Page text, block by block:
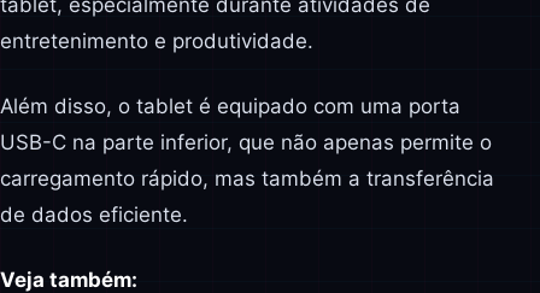
tablet, especialmente durante atividades de
entretenimento e produtividade.
Além disso, o tablet é equipado com uma porta
USB-C na parte inferior, que não apenas permite o
carregamento rápido, mas também a transferência
de dados eficiente.
Veja também: